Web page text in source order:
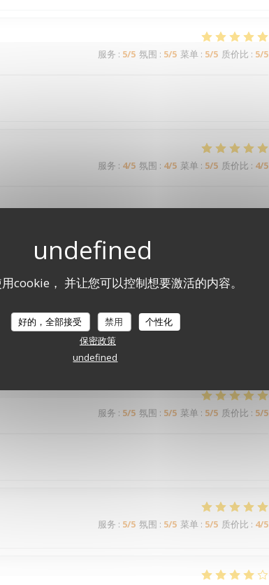
cookie， 并让您可以控制想要激活的内容。
好的，全部接受 禁用
个性化
保密政策
undefined
服务 : 5/5 氛围 : 5/5 菜单 : 5/5 质价比 : 5/5
服务 : 4/5 氛围 : 4/5 菜单 : 5/5 质价比 : 4/5
服务: 5/5 氛围:4/5 菜单:5/5 质价比
服务
服务 : 5/5 氛围 : 5/5 菜单 : 5/5 质价比 : 5/5
服务 : 5/5 氛围 : 5/5 菜单 : 5/5 质价比 : 4/5